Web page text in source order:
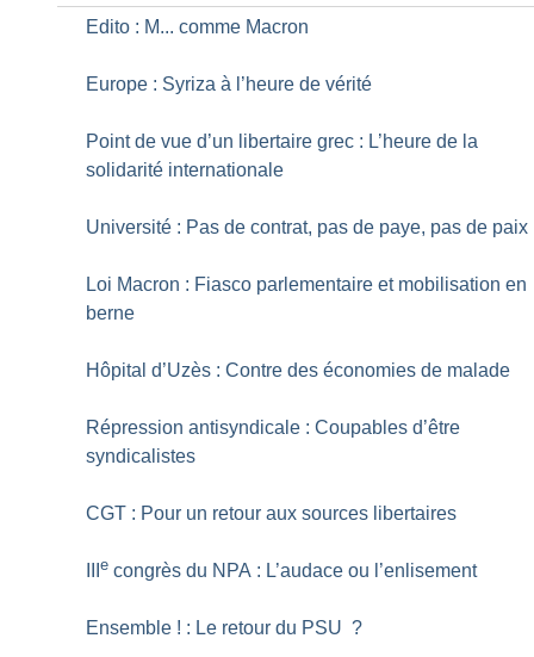
Edito : M... comme Macron
Europe : Syriza à l’heure de vérité
Point de vue d’un libertaire grec : L’heure de la
solidarité internationale
Université : Pas de contrat, pas de paye, pas de paix
Loi Macron : Fiasco parlementaire et mobilisation en
berne
Hôpital d’Uzès : Contre des économies de malade
Répression antisyndicale : Coupables d’être
syndicalistes
CGT : Pour un retour aux sources libertaires
IIIe congrès du NPA : L’audace ou l’enlisement
Ensemble ! : Le retour du PSU ?